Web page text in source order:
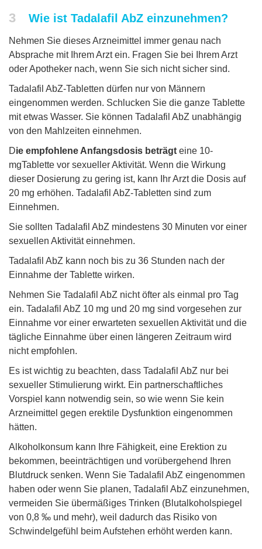
3 Wie ist Tadalafil AbZ einzunehmen?
Nehmen Sie dieses Arzneimittel immer genau nach
Absprache mit Ihrem Arzt ein. Fragen Sie bei Ihrem Arzt
oder Apotheker nach, wenn Sie sich nicht sicher sind.
Tadalafil AbZ-Tabletten dürfen nur von Männern
eingenommen werden. Schlucken Sie die ganze Tablette
mit etwas Wasser. Sie können Tadalafil AbZ unabhängig
von den Mahlzeiten einnehmen.
Die empfohlene Anfangsdosis beträgt eine 10-
mgTablette vor sexueller Aktivität. Wenn die Wirkung
dieser Dosierung zu gering ist, kann Ihr Arzt die Dosis auf
20 mg erhöhen. Tadalafil AbZ-Tabletten sind zum
Einnehmen.
Sie sollten Tadalafil AbZ mindestens 30 Minuten vor einer
sexuellen Aktivität einnehmen.
Tadalafil AbZ kann noch bis zu 36 Stunden nach der
Einnahme der Tablette wirken.
Nehmen Sie Tadalafil AbZ nicht öfter als einmal pro Tag
ein. Tadalafil AbZ 10 mg und 20 mg sind vorgesehen zur
Einnahme vor einer erwarteten sexuellen Aktivität und die
tägliche Einnahme über einen längeren Zeitraum wird
nicht empfohlen.
Es ist wichtig zu beachten, dass Tadalafil AbZ nur bei
sexueller Stimulierung wirkt. Ein partnerschaftliches
Vorspiel kann notwendig sein, so wie wenn Sie kein
Arzneimittel gegen erektile Dysfunktion eingenommen
hätten.
Alkoholkonsum kann Ihre Fähigkeit, eine Erektion zu
bekommen, beeinträchtigen und vorübergehend Ihren
Blutdruck senken. Wenn Sie Tadalafil AbZ eingenommen
haben oder wenn Sie planen, Tadalafil AbZ einzunehmen,
vermeiden Sie übermäßiges Trinken (Blutalkoholspiegel
von 0,8 ‰ und mehr), weil dadurch das Risiko von
Schwindelgefühl beim Aufstehen erhöht werden kann.